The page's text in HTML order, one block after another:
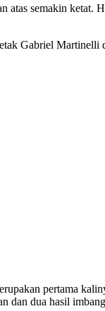
semakin
Gabriel
pertama
dan dua hasil